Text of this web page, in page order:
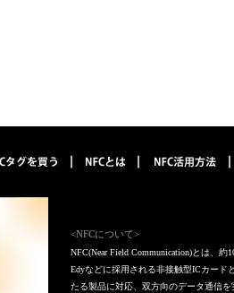
<NFCについて>
NFC(Near Field Communication)とは、
Edyなどに採用される非接触型ICカード
たる製品に対応、双方向のデータ通信